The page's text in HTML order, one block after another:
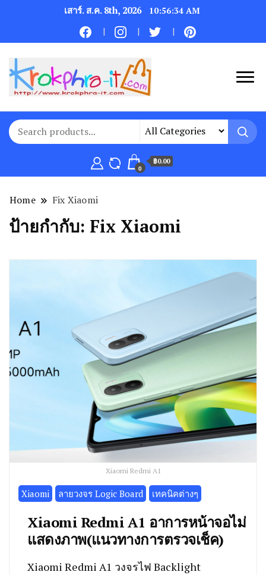
เสาร์. ส.ค. 8th, 2026 10:56:34 AM
0
฿0.00
Home Fix Xiaomi
ป้ายกำกับ: Fix Xiaomi
Xiaomi Redmi A1
Xiaomi ลายวงจร Logic Board เทคนิคต่างๆ
Xiaomi Redmi A1 อาการหน้าจอไม่
แสดงภาพ(แนวทางการตรวจเช็ค)
Xiaomi Redmi A1 วงจรไฟ Backlight